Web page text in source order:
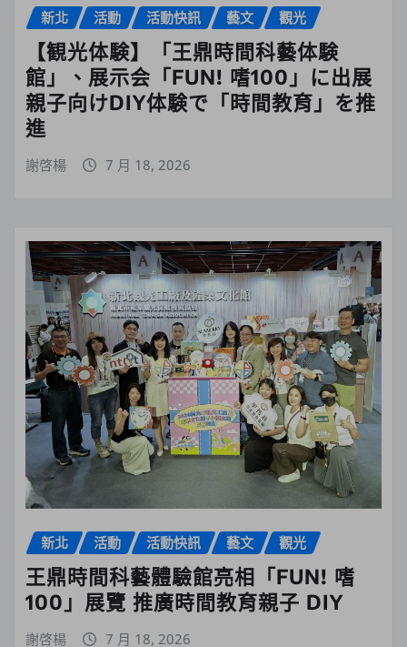
新北 活動 活動快訊 藝文 觀光
【観光体験】「王鼎時間科藝体験
館」、展示会「FUN! 嗜100」に出展
親子向けDIY体験で「時間教育」を推
進
謝啓楊 7 月 18, 2026
新北 活動 活動快訊 藝文 觀光
王鼎時間科藝體驗館亮相「FUN! 嗜
100」展覽 推廣時間教育親子 DIY
謝啓楊 7 月 18, 2026